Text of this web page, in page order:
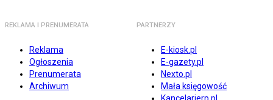
REKLAMA I PRENUMERATA
Reklama
Ogłoszenia
Prenumerata
Archiwum
PARTNERZY
E-kiosk.pl
E-gazety.pl
Nexto.pl
Mała księgowość